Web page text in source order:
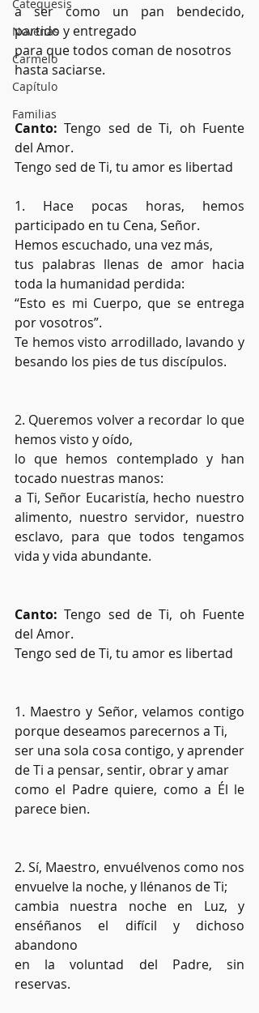
Catequesis
Novenas
Carmelo
Capítulo
Familias
a ser como un pan bendecido,
partido y entregado
para que todos coman de nosotros
hasta saciarse.
Canto: Tengo sed de Ti, oh Fuente
del Amor.
Tengo sed de Ti, tu amor es libertad
1. Hace pocas horas, hemos
participado en tu Cena, Señor.
Hemos escuchado, una vez más,
tus palabras llenas de amor hacia
toda la humanidad perdida:
“Esto es mi Cuerpo, que se entrega
por vosotros”.
Te hemos visto arrodillado, lavando y
besando los pies de tus discípulos.
2. Queremos volver a recordar lo que
hemos visto y oído,
lo que hemos contemplado y han
tocado nuestras manos:
a Ti, Señor Eucaristía, hecho nuestro
alimento, nuestro servidor, nuestro
esclavo, para que todos tengamos
vida y vida abundante.
Canto: Tengo sed de Ti, oh Fuente
del Amor.
Tengo sed de Ti, tu amor es libertad
1. Maestro y Señor, velamos contigo
porque deseamos parecernos a Ti,
ser una sola cosa contigo, y aprender
de Ti a pensar, sentir, obrar y amar
como el Padre quiere, como a Él le
parece bien.
2. Sí, Maestro, envuélvenos como nos
envuelve la noche, y llénanos de Ti;
cambia nuestra noche en Luz, y
enséñanos el difícil y dichoso
abandono
en la voluntad del Padre, sin
reservas.